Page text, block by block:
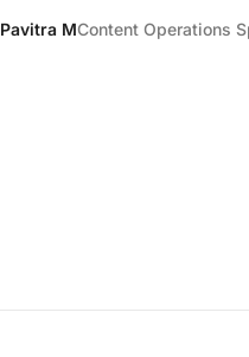
Pavitra MContent Operations